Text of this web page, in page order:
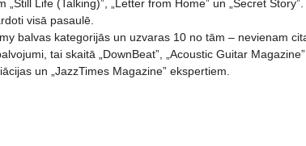
Life (Talking)”, „Letter from Home” un „Secret Story”.
visā pasaulē.
balvas kategorijās un uzvaras 10 no tām – nevienam
tai skaitā „DownBeat”, „Acoustic Guitar
un „JazzTimes Magazine” ekspertiem.